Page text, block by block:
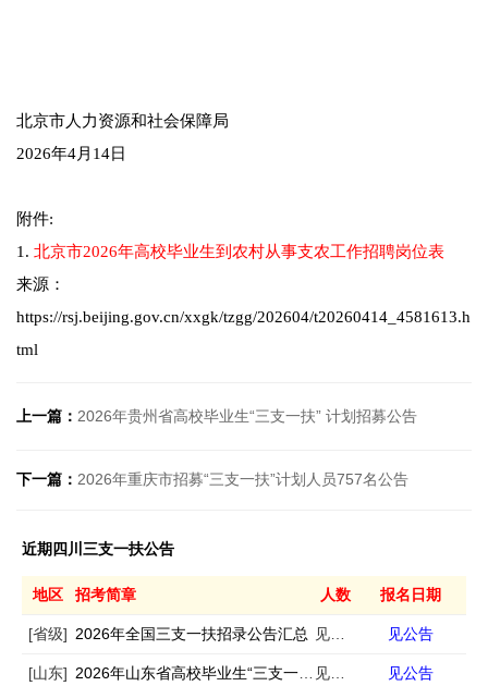
北京市人力资源和社会保障局
2026年4月14日
附件:
1. 北京市2026年高校毕业生到农村从事支农工作招聘岗位表
来源：
https://rsj.beijing.gov.cn/xxgk/tzgg/202604/t20260414_4581613.h
tml
上一篇： 2026年贵州省高校毕业生“三支一扶” 计划招募公告
下一篇： 2026年重庆市招募“三支一扶”计划人员757名公告
近期四川三支一扶公告
地区 招考简章 人数 报名日期
[省级] 2026年全国三支一扶招录公告汇总 见公告
[山东] 2026年山东省高校毕业生“三支一扶” 计划招募公告（741人） 见公告